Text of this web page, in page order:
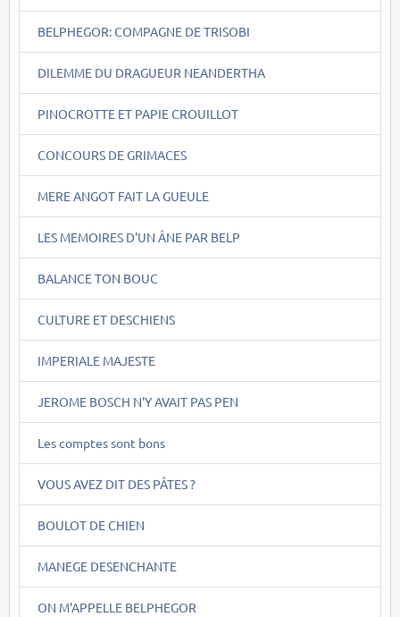
BELPHEGOR: COMPAGNE DE TRISOBI
DILEMME DU DRAGUEUR NEANDERTHA
PINOCROTTE ET PAPIE CROUILLOT
CONCOURS DE GRIMACES
MERE ANGOT FAIT LA GUEULE
LES MEMOIRES D'UN ÂNE PAR BELP
BALANCE TON BOUC
CULTURE ET DESCHIENS
IMPERIALE MAJESTE
JEROME BOSCH N'Y AVAIT PAS PEN
Les comptes sont bons
VOUS AVEZ DIT DES PÂTES ?
BOULOT DE CHIEN
MANEGE DESENCHANTE
ON M'APPELLE BELPHEGOR